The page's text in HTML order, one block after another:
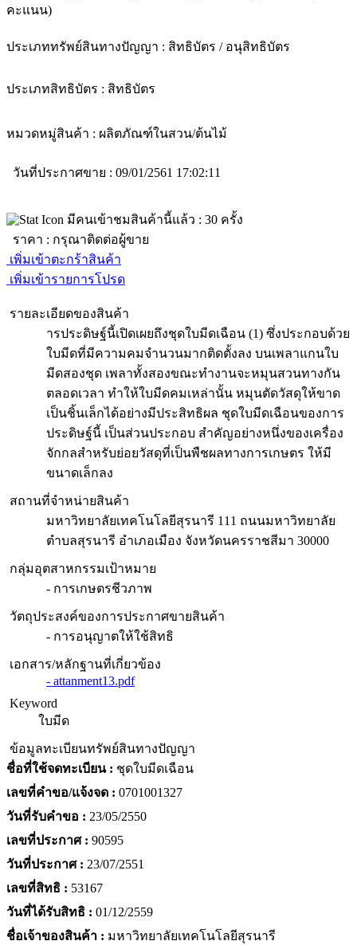
คะแนน)
ประเภททรัพย์สินทางปัญญา : สิทธิบัตร / อนุสิทธิบัตร
ประเภทสิทธิบัตร : สิทธิบัตร
หมวดหมู่สินค้า : ผลิตภัณฑ์ในสวน/ต้นไม้
วันที่ประกาศขาย : 09/01/2561 17:02:11
มีคนเข้าชมสินค้านี้แล้ว : 30 ครั้ง
ราคา : กรุณาติดต่อผู้ขาย
เพิ่มเข้าตะกร้าสินค้า
เพิ่มเข้ารายการโปรด
รายละเอียดของสินค้า
ารประดิษฐ์นี้เปิดเผยถึงชุดใบมีดเฉือน (1) ซึ่งประกอบด้วย
ใบมีดที่มีความคมจำนวนมากติดตั้งลง บนเพลาแกนใบ
มีดสองชุด เพลาทั้งสองขณะทำงานจะหมุนสวนทางกัน
ตลอดเวลา ทำให้ใบมีดคมเหล่านั้น หมุนตัดวัสดุให้ขาด
เป็นชิ้นเล็กได้อย่างมีประสิทธิผล ชุดใบมีดเฉือนของการ
ประดิษฐ์นี้ เป็นส่วนประกอบ สำคัญอย่างหนึ่งของเครื่อง
จักกลสำหรับย่อยวัสดุที่เป็นพืชผลทางการเกษตร ให้มี
ขนาดเล็กลง
สถานที่จำหน่ายสินค้า
มหาวิทยาลัยเทคโนโลยีสุรนารี 111 ถนนมหาวิทยาลัย
ตำบลสุรนารี อำเภอเมือง จังหวัดนครราชสีมา 30000
กลุ่มอุตสาหกรรมเป้าหมาย
- การเกษตรชีวภาพ
วัตถุประสงค์ของการประกาศขายสินค้า
- การอนุญาตให้ใช้สิทธิ
เอกสาร/หลักฐานที่เกี่ยวข้อง
- attanment13.pdf
Keyword
ใบมีด
ข้อมูลทะเบียนทรัพย์สินทางปัญญา
ชื่อที่ใช้จดทะเบียน : ชุดใบมีดเฉือน
เลขที่คำขอ/แจ้งจด : 0701001327
วันที่รับคำขอ : 23/05/2550
เลขที่ประกาศ : 90595
วันที่ประกาศ : 23/07/2551
เลขที่สิทธิ : 53167
วันที่ได้รับสิทธิ : 01/12/2559
ชื่อเจ้าของสินค้า : มหาวิทยาลัยเทคโนโลยีสุรนารี